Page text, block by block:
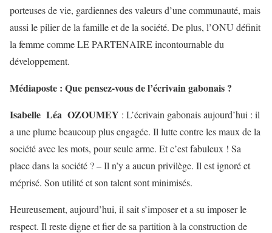
porteuses de vie, gardiennes des valeurs d’une communauté, mais
aussi le pilier de la famille et de la société. De plus, l’ONU définit
la femme comme LE PARTENAIRE incontournable du
développement.
Médiaposte : Que pensez-vous de l’écrivain gabonais ?
Isabelle Léa OZOUMEY : L’écrivain gabonais aujourd’hui : il
a une plume beaucoup plus engagée. Il lutte contre les maux de la
société avec les mots, pour seule arme. Et c’est fabuleux ! Sa
place dans la société ? – Il n’y a aucun privilège. Il est ignoré et
méprisé. Son utilité et son talent sont minimisés.
Heureusement, aujourd’hui, il sait s’imposer et a su imposer le
respect. Il reste digne et fier de sa partition à la construction de